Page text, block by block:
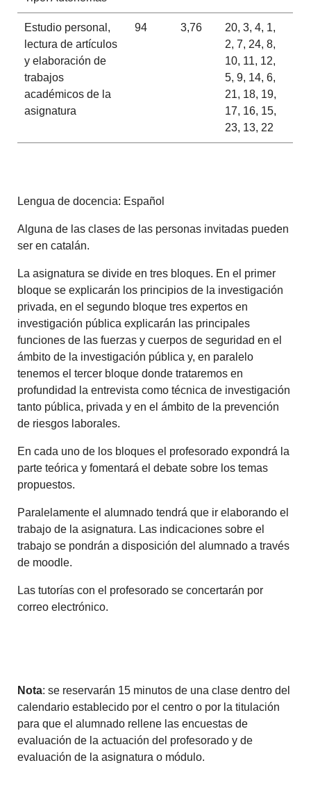
Estudio personal,
lectura de artículos
y elaboración de
trabajos
académicos de la
asignatura
94 3,76
20, 3, 4, 1,
2, 7, 24, 8,
10, 11, 12,
5, 9, 14, 6,
21, 18, 19,
17, 16, 15,
23, 13, 22
Lengua de docencia: Español
Alguna de las clases de las personas invitadas pueden
ser en catalán.
La asignatura se divide en tres bloques. En el primer
bloque se explicarán los principios de la investigación
privada, en el segundo bloque tres expertos en
investigación pública explicarán las principales
funciones de las fuerzas y cuerpos de seguridad en el
ámbito de la investigación pública y, en paralelo
tenemos el tercer bloque donde trataremos en
profundidad la entrevista como técnica de investigación
tanto pública, privada y en el ámbito de la prevención
de riesgos laborales.
En cada uno de los bloques el profesorado expondrá la
parte teórica y fomentará el debate sobre los temas
propuestos.
Paralelamente el alumnado tendrá que ir elaborando el
trabajo de la asignatura. Las indicaciones sobre el
trabajo se pondrán a disposición del alumnado a través
de moodle.
Las tutorías con el profesorado se concertarán por
correo electrónico.
Nota: se reservarán 15 minutos de una clase dentro del
calendario establecido por el centro o por la titulación
para que el alumnado rellene las encuestas de
evaluación de la actuación del profesorado y de
evaluación de la asignatura o módulo.